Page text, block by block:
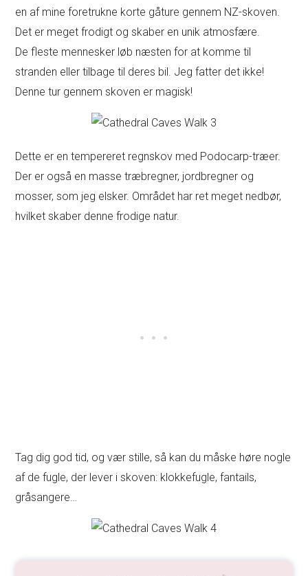
en af mine foretrukne korte gåture gennem NZ-skoven.
Det er meget frodigt og skaber en unik atmosfære.
De fleste mennesker løb næsten for at komme til
stranden eller tilbage til deres bil. Jeg fatter det ikke!
Denne tur gennem skoven er magisk!
Dette er en tempereret regnskov med Podocarp-træer.
Der er også en masse træbregner, jordbregner og
mosser, som jeg elsker. Området har ret meget nedbør,
hvilket skaber denne frodige natur.
Tag dig god tid, og vær stille, så kan du måske høre nogle
af de fugle, der lever i skoven: klokkefugle, fantails,
gråsangere…